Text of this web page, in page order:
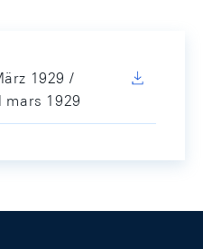
1929 /
mars 1929